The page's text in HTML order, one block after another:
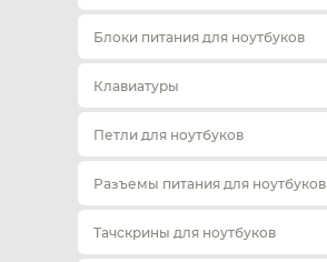
Блоки питания для ноутбуков
Клавиатуры
Петли для ноутбуков
Разъемы питания для ноутбуков
Тачскрины для ноутбуков